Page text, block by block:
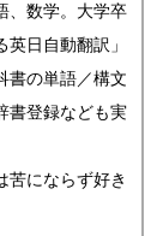
、数学。大学卒
日自動翻訳」
書の単語／構文
書登録なども実
苦にならず好き